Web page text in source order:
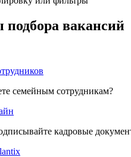
вакансий
семейным сотрудникам?
кадровые